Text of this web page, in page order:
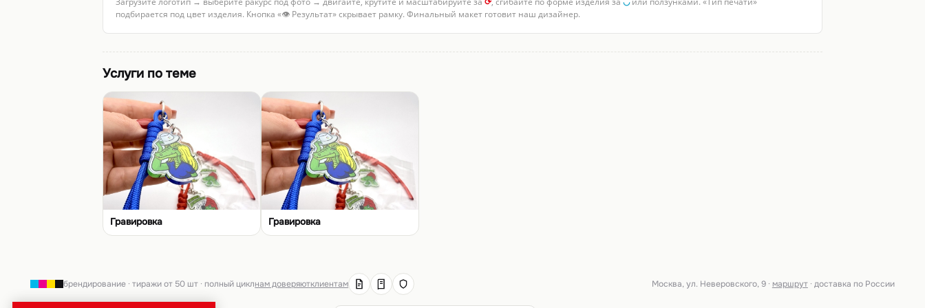
подбирается под цвет изделия. Кнопка «👁 Результат» скрывает рамку. Финальный макет готовит наш дизайнер.
Услуги по теме
Гравировка Гравировка
брендирование · тиражи от 50 шт · полный циклнам доверяютклиентам Москва, ул. Неверовского, 9 · маршрут· доставка по России